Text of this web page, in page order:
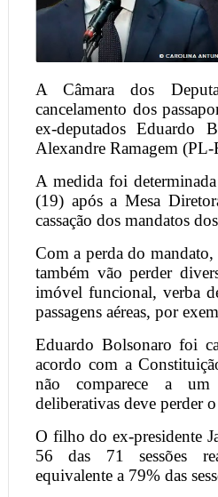
A Câmara dos
cancelamento dos
ex-deputados Eduardo
Alexandre Ramagem (PL-
A medida foi
(19) após a Mesa
cassação dos mandatos
Com a perda do
também vão perder
imóvel funcional, verba
passagens aéreas, por
Eduardo Bolsonaro foi
acordo com a
não comparece a um
deliberativas deve perder
O filho do ex-presidente
56 das 71 sessões
equivalente a 79% das